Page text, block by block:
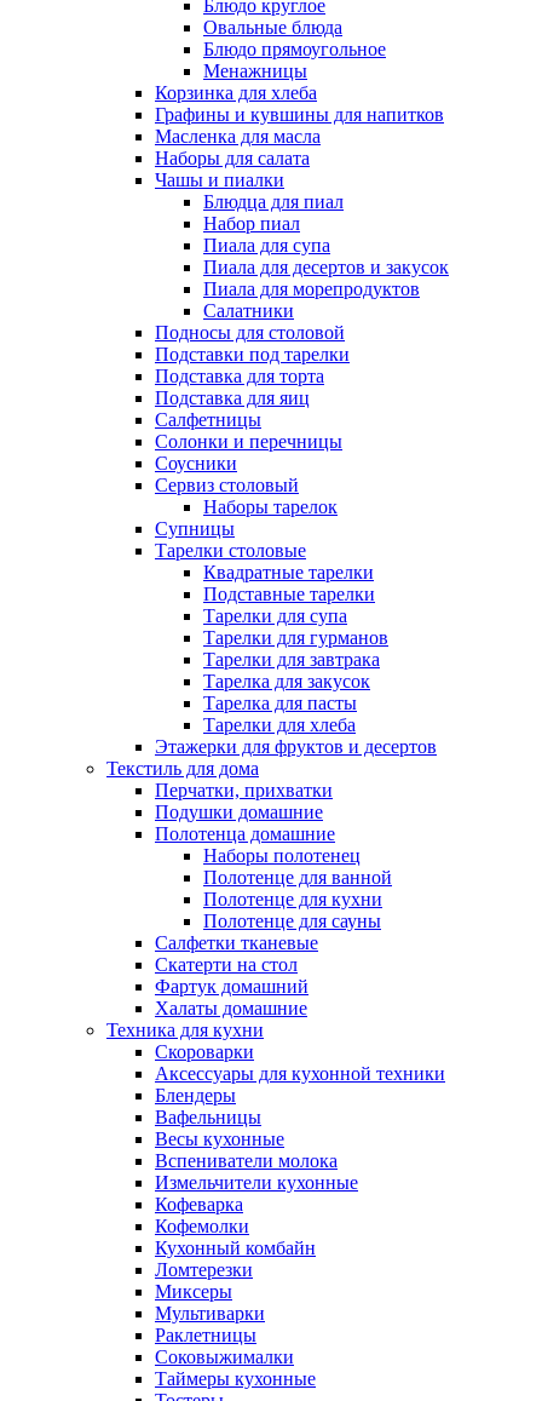
Блюдо круглое
Овальные блюда
Блюдо прямоугольное
Менажницы
Корзинка для хлеба
Графины и кувшины для напитков
Масленка для масла
Наборы для салата
Чашы и пиалки
Блюдца для пиал
Набор пиал
Пиала для супа
Пиала для десертов и закусок
Пиала для морепродуктов
Салатники
Подносы для столовой
Подставки под тарелки
Подставка для торта
Подставка для яиц
Салфетницы
Солонки и перечницы
Соусники
Сервиз столовый
Наборы тарелок
Супницы
Тарелки столовые
Квадратные тарелки
Подставные тарелки
Тарелки для супа
Тарелки для гурманов
Тарелки для завтрака
Тарелка для закусок
Тарелка для пасты
Тарелки для хлеба
Этажерки для фруктов и десертов
Текстиль для дома
Перчатки, прихватки
Подушки домашние
Полотенца домашние
Наборы полотенец
Полотенце для ванной
Полотенце для кухни
Полотенце для сауны
Салфетки тканевые
Скатерти на стол
Фартук домашний
Халаты домашние
Техника для кухни
Скороварки
Аксессуары для кухонной техники
Блендеры
Вафельницы
Весы кухонные
Вспениватели молока
Измельчители кухонные
Кофеварка
Кофемолки
Кухонный комбайн
Ломтерезки
Миксеры
Мультиварки
Раклетницы
Соковыжималки
Таймеры кухонные